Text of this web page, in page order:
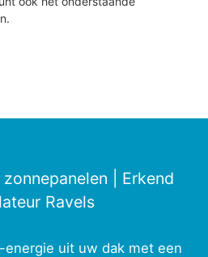
| Erkend
Ravels
uit uw dak met een